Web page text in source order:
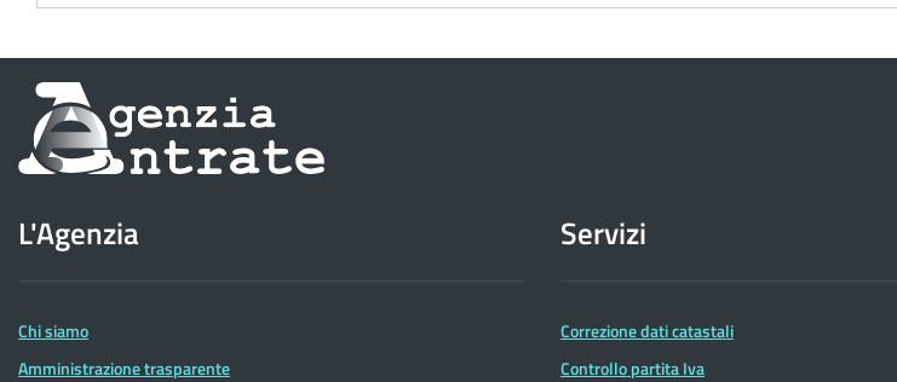
Informazioni
sul
dell'Agenzia
delle
Entrate
L'Agenzia
Chi siamo
Amministrazione trasparente
Servizi
Correzione dati catastali
Controllo partita Iva